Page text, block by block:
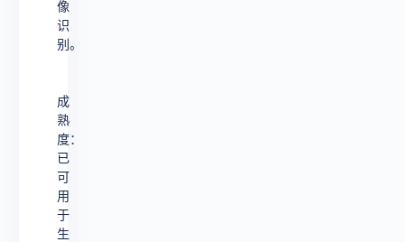
像
识
别。
成
熟
度：
已
可
用
于
生